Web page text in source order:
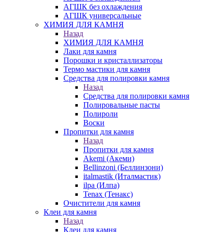
АГШК без охлаждения
АГШК универсальные
ХИМИЯ ДЛЯ КАМНЯ
Назад
ХИМИЯ ДЛЯ КАМНЯ
Лаки для камня
Порошки и кристаллизаторы
Термо мастики для камня
Средства для полировки камня
Назад
Средства для полировки камня
Полировальные пасты
Полироли
Воски
Пропитки для камня
Назад
Пропитки для камня
Akemi (Акеми)
Bellinzoni (Беллинзони)
italmastik (Италмастик)
ilpa (Илпа)
Tenax (Тенакс)
Очистители для камня
Клеи для камня
Назад
Клеи для камня